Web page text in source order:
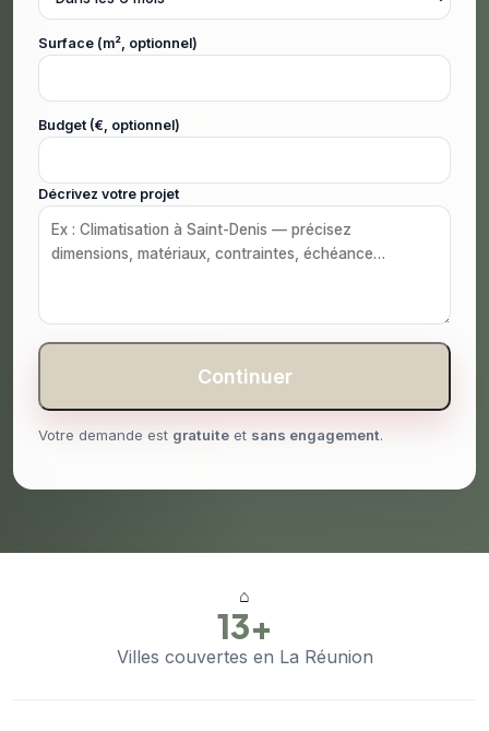
Surface (m², optionnel)
Budget (€, optionnel)
Décrivez votre projet
Continuer
Votre demande est gratuite et sans engagement.
⌂
13+
Villes couvertes en La Réunion